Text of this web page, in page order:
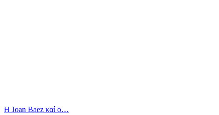
Η Joan Baez καί ο…